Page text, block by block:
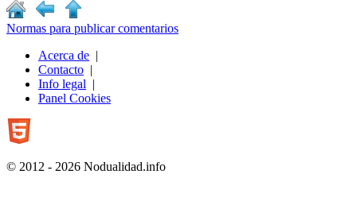
Normas para publicar comentarios
Acerca de |
Contacto |
Info legal |
Panel Cookies
© 2012 - 2026 Nodualidad.info